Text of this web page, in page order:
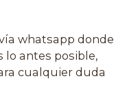
whatsapp donde
lo antes posible,
cualquier duda